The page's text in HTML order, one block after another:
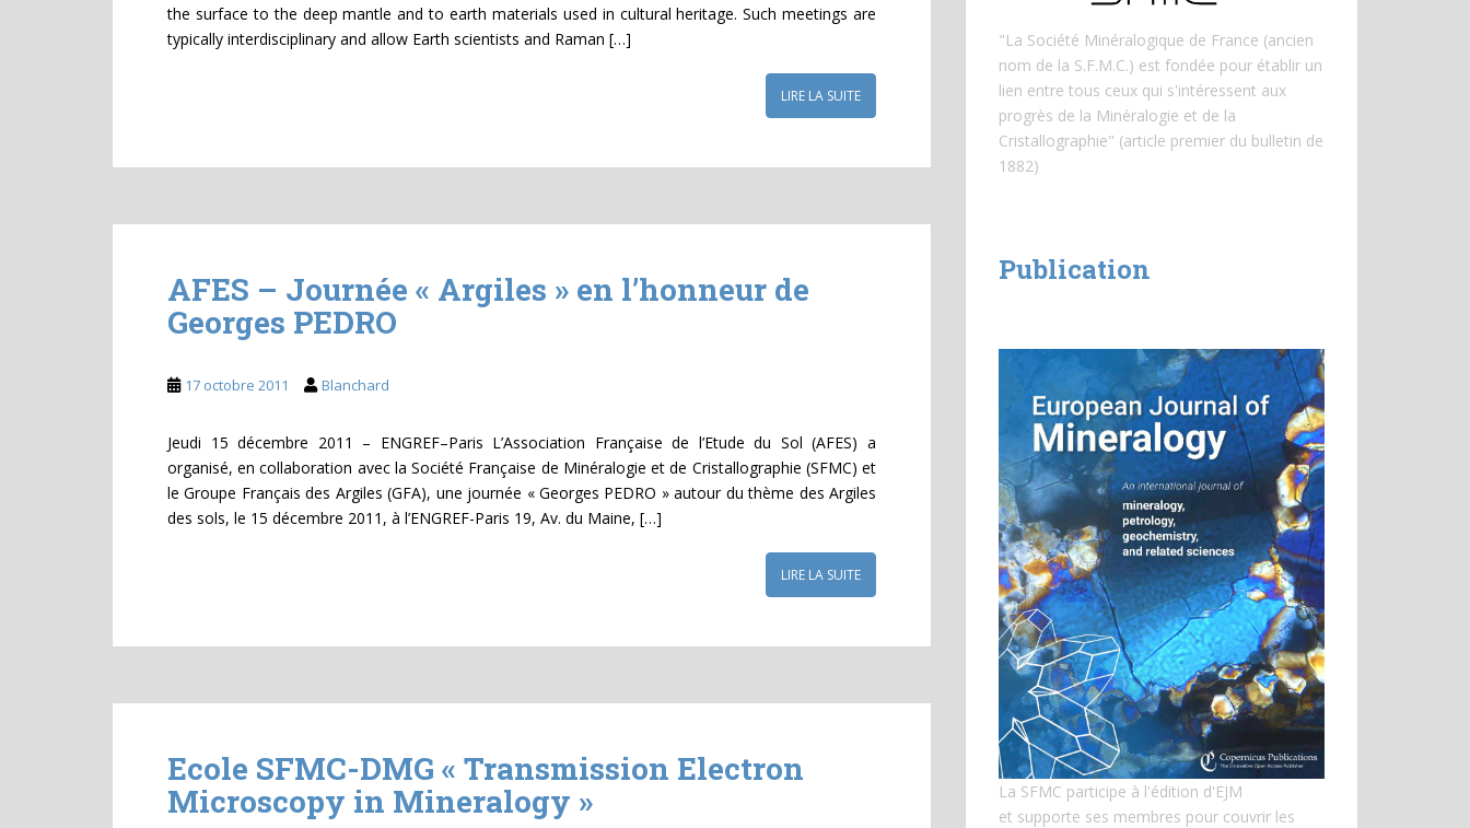
the surface to the deep mantle and to earth materials used in cultural heritage. Such meetings are
typically interdisciplinary and allow Earth scientists and Raman […]
LIRE LA SUITE
AFES – Journée « Argiles » en l’honneur de
Georges PEDRO
17 octobre 2011 Blanchard
Jeudi 15 décembre 2011 – ENGREF–Paris L’Association Française de l’Etude du Sol (AFES) a
organisé, en collaboration avec la Société Française de Minéralogie et de Cristallographie (SFMC) et
le Groupe Français des Argiles (GFA), une journée « Georges PEDRO » autour du thème des Argiles
des sols, le 15 décembre 2011, à l’ENGREF-Paris 19, Av. du Maine, […]
LIRE LA SUITE
Ecole SFMC-DMG « Transmission Electron
Microscopy in Mineralogy »
"La Société Minéralogique de France (ancien
nom de la S.F.M.C.) est fondée pour établir un
lien entre tous ceux qui s'intéressent aux
progrès de la Minéralogie et de la
Cristallographie" (article premier du bulletin de
1882)
Publication
La SFMC participe à l'édition d'EJM
et supporte ses membres pour couvrir les